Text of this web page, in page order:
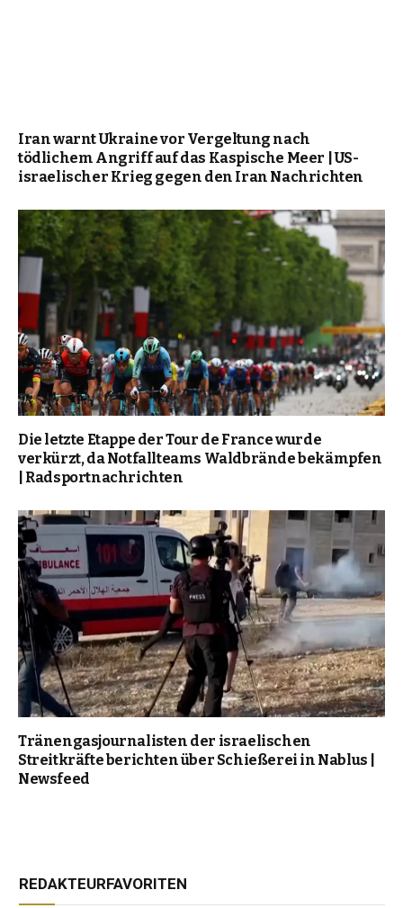
Iran warnt Ukraine vor Vergeltung nach
tödlichem Angriff auf das Kaspische Meer | US-
israelischer Krieg gegen den Iran Nachrichten
Die letzte Etappe der Tour de France wurde
verkürzt, da Notfallteams Waldbrände bekämpfen
| Radsportnachrichten
Tränengasjournalisten der israelischen
Streitkräfte berichten über Schießerei in Nablus |
Newsfeed
REDAKTEURFAVORITEN